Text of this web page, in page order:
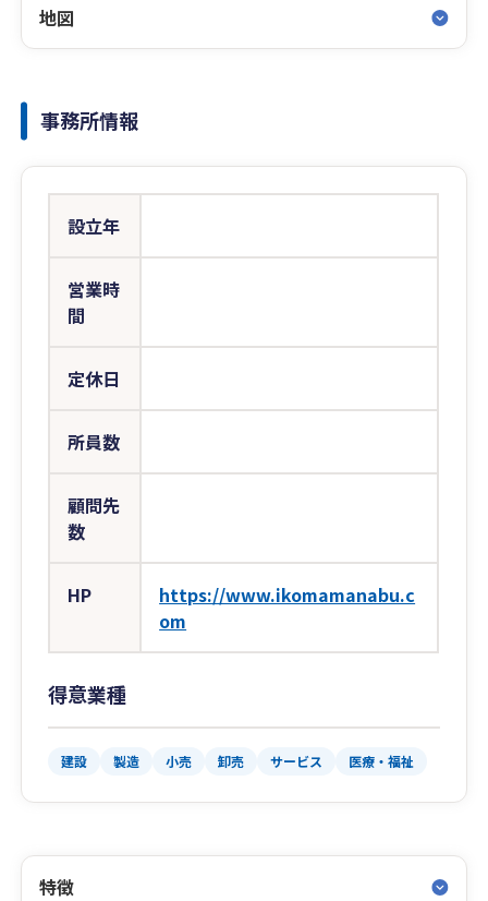
地図
事務所情報
設立年
営業時
間
定休日
所員数
顧問先
数
HP
https://www.ikomamanabu.c
om
得意業種
建設 製造 小売 卸売 サービス 医療・福祉
特徴